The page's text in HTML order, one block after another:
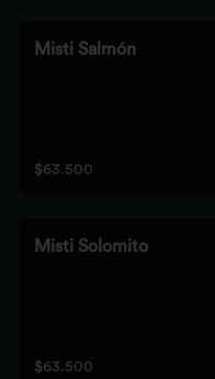
Misti Salmón
$63.500
Misti Solomito
$63.500